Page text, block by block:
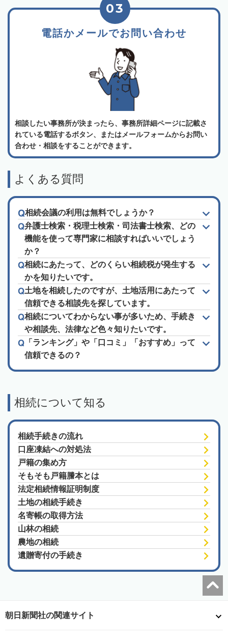
電話かメールでお問い合わせ
03
相談したい事務所が決まったら、事務所詳細ページに記載さ
れている電話するボタン、またはメールフォームからお問い
合わせ・相談をすることができます。
よくある質問
相続会議の利用は無料でしょうか？
弁護士検索・税理士検索・司法書士検索、どの
機能を使って専門家に相談すればいいでしょう
か？
相続にあたって、どのくらい相続税が発生する
かを知りたいです。
土地を相続したのですが、土地活用にあたって
信頼できる相談先を探しています。
相続についてわからない事が多いため、手続き
や相談先、法律など色々知りたいです。
「ランキング」や「口コミ」「おすすめ」って
信頼できるの？
相続について知る
相続手続きの流れ
口座凍結への対処法
戸籍の集め方
そもそも戸籍謄本とは
法定相続情報証明制度
土地の相続手続き
名寄帳の取得方法
山林の相続
農地の相続
遺贈寄付の手続き
朝日新聞社の関連サイト